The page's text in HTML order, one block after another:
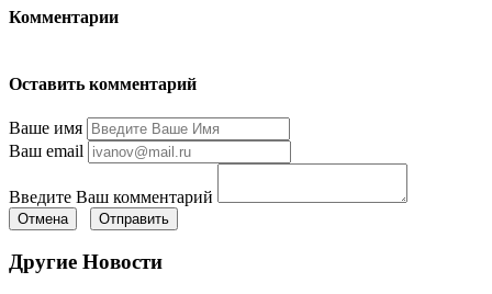
Комментарии
Оставить комментарий
Ваше имя
Ваш email
Введите Ваш комментарий
Отмена Отправить
Другие Новости